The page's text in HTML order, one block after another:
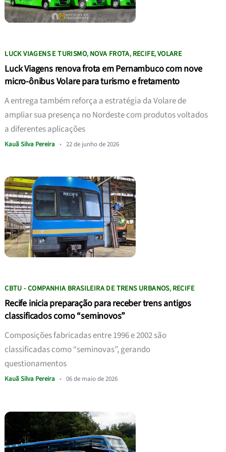
LUCK VIAGENS E TURISMO, NOVA FROTA, RECIFE,VOLARE
Luck Viagens renova frota em Pernambuco com nove
micro-ônibus Volare para turismo e fretamento
A entrega também reforça a estratégia da Volare de
ampliar sua presença no Nordeste com produtos voltados
a diferentes aplicações
Kauã Silva Pereira • 22 de junho de 2026
CBTU - COMPANHIA BRASILEIRA DE TRENS URBANOS, RECIFE
Recife inicia preparação para receber trens antigos
classificados como “seminovos”
Composições fabricadas entre 1996 e 2002 são
classificadas como “seminovas”, gerando
questionamentos
Kauã Silva Pereira • 06 de maio de 2026